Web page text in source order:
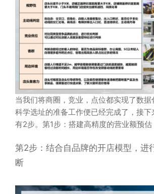
当我们将商圈，竞业，点位都实现了数据
科学选址的准备工作便已经完成了，接下
有2步。第1步：搭建高精度的营业额预估
第2步：结合自品牌的开店模型，进
断